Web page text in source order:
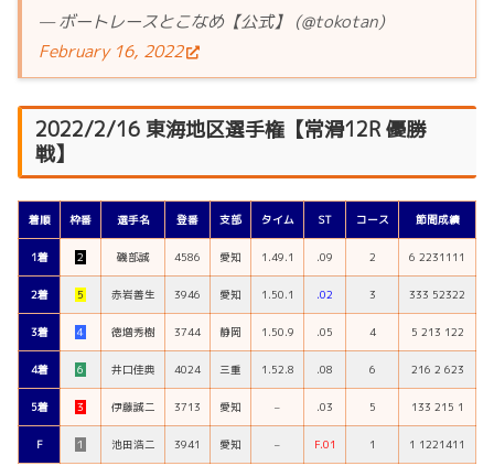
— ボートレースとこなめ【公式】 (@tokotan)
February 16, 2022
2022/2/16 東海地区選手権【常滑12R 優勝
戦】
着順 枠番 選手名 登番 支部 タイム ST コース 節間成績
1着 ２ 磯部誠 4586 愛知 1.49.1 .09 2 6 2231111
2着 ５ 赤岩善生 3946 愛知 1.50.1 .02 3 333 52322
3着 ４ 徳増秀樹 3744 静岡 1.50.9 .05 4 5 213 122
4着 ６ 井口佳典 4024 三重 1.52.8 .08 6 216 2 623
5着 ３ 伊藤誠二 3713 愛知 – .03 5 133 215 1
F １ 池田浩二 3941 愛知 – F.01 1 1 1221411